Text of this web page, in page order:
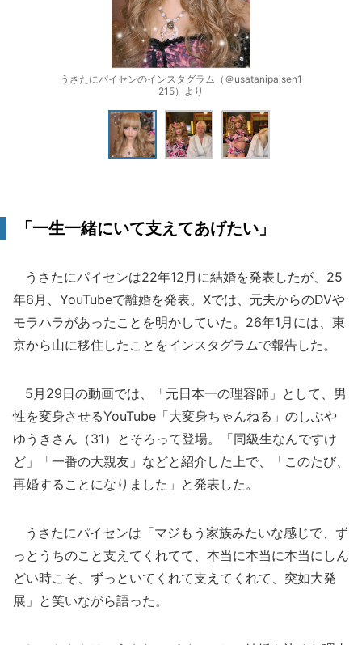
うさたにパイセンのインスタグラム（＠usatanipaisen1
215）より
「一生一緒にいて支えてあげたい」
うさたにパイセンは22年12月に結婚を発表したが、25
年6月、YouTubeで離婚を発表。Xでは、元夫からのDVや
モラハラがあったことを明かしていた。26年1月には、東
京から山に移住したことをインスタグラムで報告した。
5月29日の動画では、「元日本一の理容師」として、男
性を変身させるYouTube「大変身ちゃんねる」のしぶや
ゆうきさん（31）とそろって登場。「同級生なんですけ
ど」「一番の大親友」などと紹介した上で、「このたび、
再婚することになりました」と発表した。
うさたにパイセンは「マジもう家族みたいな感じで、ず
っとうちのこと支えてくれてて、本当に本当に本当にしん
どい時こそ、ずっといてくれて支えてくれて、突如大発
展」と笑いながら語った。